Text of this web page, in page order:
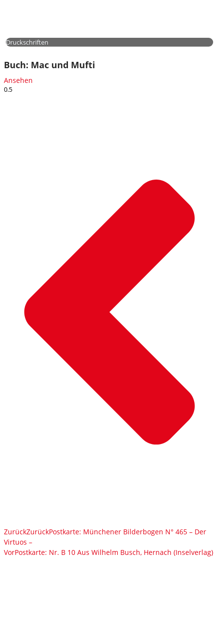
Druckschriften
Buch: Mac und Mufti
Ansehen
ZurückZurückPostkarte: Münchener Bilderbogen N° 465 – Der
Virtuos –
VorPostkarte: Nr. B 10 Aus Wilhelm Busch, Hernach (Inselverlag)